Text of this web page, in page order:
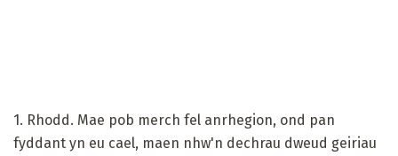
1. Rhodd. Mae pob merch fel anrhegion, ond pan
fyddant yn eu cael, maen nhw'n dechrau dweud geiriau